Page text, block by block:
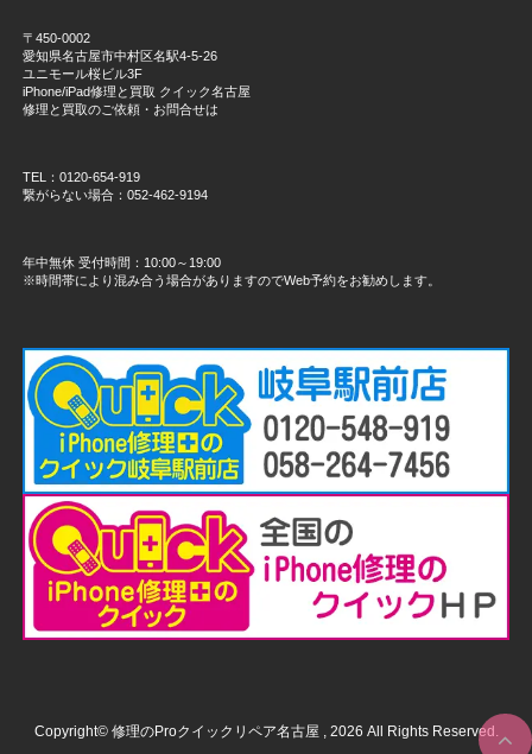
〒450-0002
愛知県名古屋市中村区名駅4-5-26
ユニモール桜ビル3F
iPhone/iPad修理と買取 クイック名古屋
修理と買取のご依頼・お問合せは
TEL：0120-654-919
繋がらない場合：052-462-9194
年中無休 受付時間：10:00～19:00
※時間帯により混み合う場合がありますのでWeb予約をお勧めします。
Copyright© 修理のProクイックリペア名古屋 , 2026 All Rights Reserved.